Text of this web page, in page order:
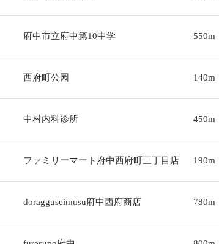
府中市立府中第10中学 550m
西府町公园 140m
中村内科诊所 450m
ファミリーマート府中西府町三丁目店 190m
doragguseimusu府中西府商店 780m